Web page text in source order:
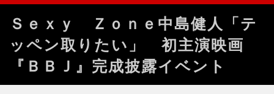
Ｓｅｘｙ Ｚｏｎｅ中島健人「テ
ッペン取りたい」 初主演映画
『ＢＢＪ』完成披露イベント